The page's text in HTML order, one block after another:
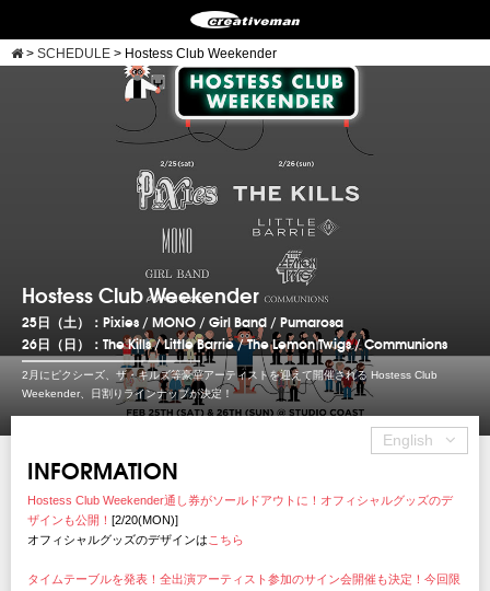
> SCHEDULE > Hostess Club Weekender
Hostess Club Weekender
25日（土）：Pixies / MONO / Girl Band / Pumarosa
26日（日）：The Kills / Little Barrie / The Lemon Twigs / Communions
2月にピクシーズ、ザ・キルズ等豪華アーティストを迎えて開催される Hostess Club
Weekender、日割りラインナップが決定！
English
INFORMATION
Hostess Club Weekender通し券がソールドアウトに！オフィシャルグッズのデ
ザインも公開！ [2/20(MON)]
オフィシャルグッズのデザインは こちら
タイムテーブルを発表！全出演アーティスト参加のサイン会開催も決定！今回限